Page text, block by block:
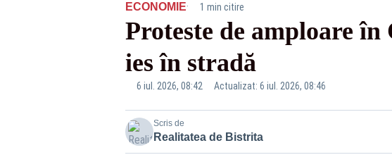
ECONOMIE· 1 min citire
Proteste de amploare
ies în stradă
6 iul. 2026, 08:42 Actualizat: 6 iul. 2026, 08:46
Scris de
Realitatea de Bistrita